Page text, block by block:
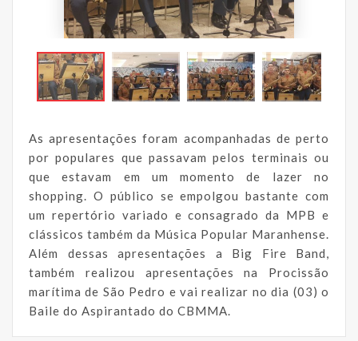
As apresentações foram acompanhadas de perto
por populares que passavam pelos terminais ou
que estavam em um momento de lazer no
shopping. O público se empolgou bastante com
um repertório variado e consagrado da MPB e
clássicos também da Música Popular Maranhense.
Além dessas apresentações a Big Fire Band,
também realizou apresentações na Procissão
marítima de São Pedro e vai realizar no dia (03) o
Baile do Aspirantado do CBMMA.